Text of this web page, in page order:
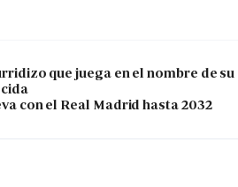
que juega en el nombre de su
con el Real Madrid hasta 2032